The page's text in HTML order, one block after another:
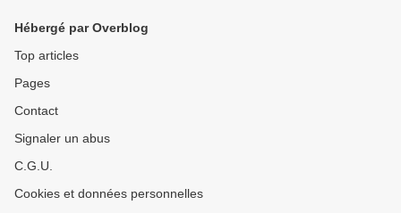
Hébergé par Overblog
Top articles
Pages
Contact
Signaler un abus
C.G.U.
Cookies et données personnelles